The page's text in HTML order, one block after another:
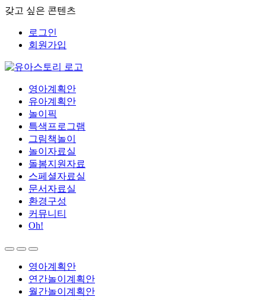
갖고 싶은 콘텐츠
로그인
회원가입
영아계획안
유아계획안
놀이픽
특색프로그램
그림책놀이
놀이자료실
돌봄지원자료
스페셜자료실
문서자료실
환경구성
커뮤니티
Oh!
영아계획안
연간놀이계획안
월간놀이계획안